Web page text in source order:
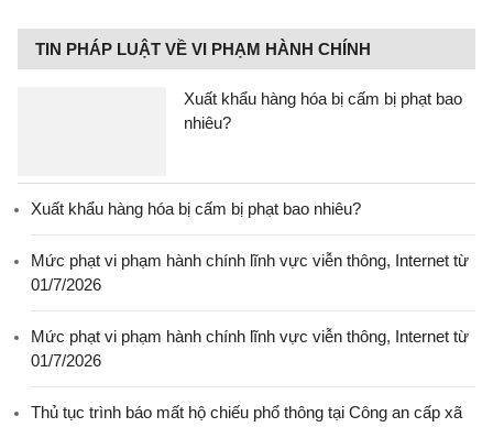
TIN PHÁP LUẬT VỀ VI PHẠM HÀNH CHÍNH
Xuất khẩu hàng hóa bị cấm bị phạt bao
nhiêu?
Xuất khẩu hàng hóa bị cấm bị phạt bao nhiêu?
Mức phạt vi phạm hành chính lĩnh vực viễn thông, Internet từ
01/7/2026
Mức phạt vi phạm hành chính lĩnh vực viễn thông, Internet từ
01/7/2026
Thủ tục trình báo mất hộ chiếu phổ thông tại Công an cấp xã